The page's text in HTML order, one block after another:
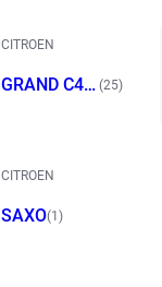
CITROEN
GRAND C4 P (25)
CITROEN
SAXO(1)